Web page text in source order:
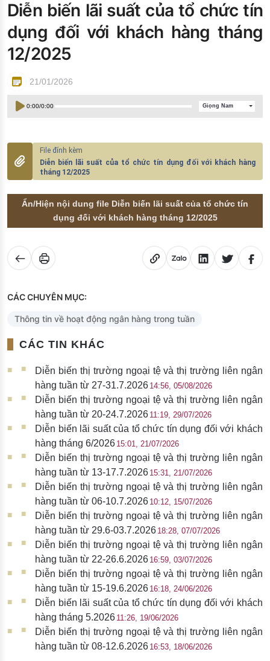
Đào tạo ISO
Diễn biến lãi suất của tổ chức tín
dụng đối với khách hàng tháng
12/2025
21/01/2026
0:00/0:00 Giọng Nam
Diễn biến lãi suất của tổ chức tín dụng đối với khách hàng
tháng 12/2025
Ẩn/Hiện nội dung file Diễn biến lãi suất của tổ chức tín
dụng đối với khách hàng tháng 12/2025
CÁC CHUYÊN MỤC:
Thông tin về hoạt động ngân hàng trong tuần
CÁC TIN KHÁC
Diễn biến thị trường ngoại tệ và thị trường liên ngân
hàng tuần từ 27-31.7.2026 14:56, 05/08/2026
Diễn biến thị trường ngoại tệ và thị trường liên ngân
hàng tuần từ 20-24.7.2026 11:19, 29/07/2026
Diễn biến lãi suất của tổ chức tín dụng đối với khách
hàng tháng 6/2026 15:01, 21/07/2026
Diễn biến thị trường ngoại tệ và thị trường liên ngân
hàng tuần từ 13-17.7.2026 15:31, 21/07/2026
Diễn biến thị trường ngoại tệ và thị trường liên ngân
hàng tuần từ 06-10.7.2026 10:12, 15/07/2026
Diễn biến thị trường ngoại tệ và thị trường liên ngân
hàng tuần từ 29.6-03.7.2026 18:28, 07/07/2026
Diễn biến thị trường ngoại tệ và thị trường liên ngân
hàng tuần từ 22-26.6.2026 16:59, 03/07/2026
Diễn biến thị trường ngoại tệ và thị trường liên ngân
hàng tuần từ 15-19.6.2026 16:18, 24/06/2026
Diễn biến lãi suất của tổ chức tín dụng đối với khách
hàng tháng 5.2026 11:26, 19/06/2026
Diễn biến thị trường ngoại tệ và thị trường liên ngân
hàng tuần từ 08-12.6.2026 16:53, 18/06/2026